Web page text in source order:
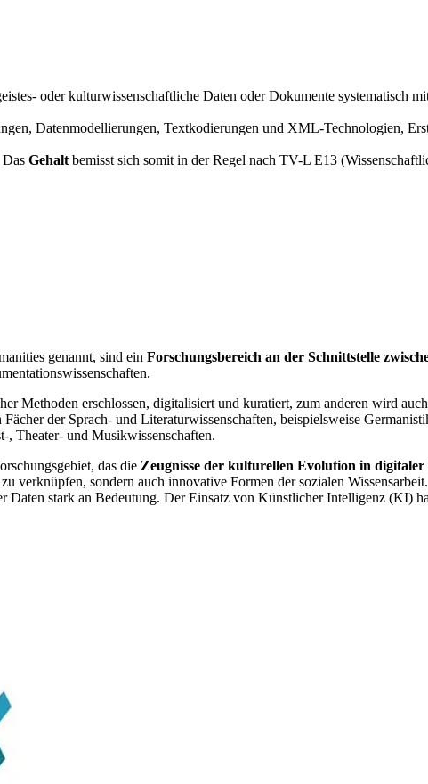
oder kulturwissenschaftliche Daten oder Dokumente systematisch
Datenmodellierungen, Textkodierungen und XML-Technologien,
Gehalt bemisst sich somit in der Regel nach TV-L E13
genannt, sind ein Forschungsbereich an der Schnittstelle
Methoden erschlossen, digitalisiert und kuratiert, zum anderen wird
der Sprach- und Literaturwissenschaften, beispielsweise
, Theater- und Musikwissenschaften.
das die Zeugnisse der kulturellen Evolution in
verknüpfen, sondern auch innovative Formen der sozialen
Daten stark an Bedeutung. Der Einsatz von Künstlicher Intelligenz (KI)